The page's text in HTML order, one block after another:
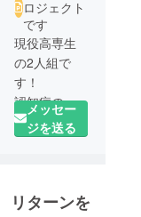
ロジェクト
です
現役高専生
の2人組で
す！
認知症の方
が暮らしや
すい社会に
す！
メッセー
ジを送る
リターンを